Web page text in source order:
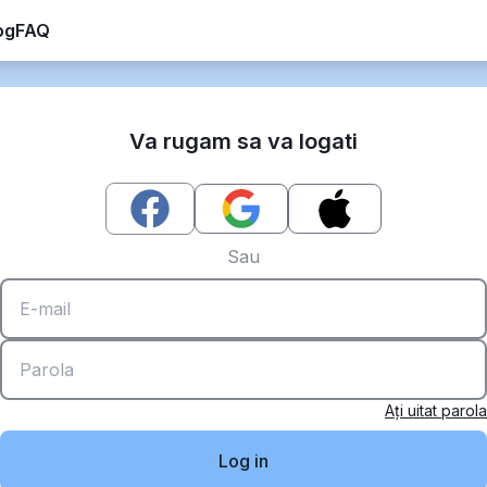
FAQ
Va rugam sa va logati
Sau
Aţi uitat parola
Log in